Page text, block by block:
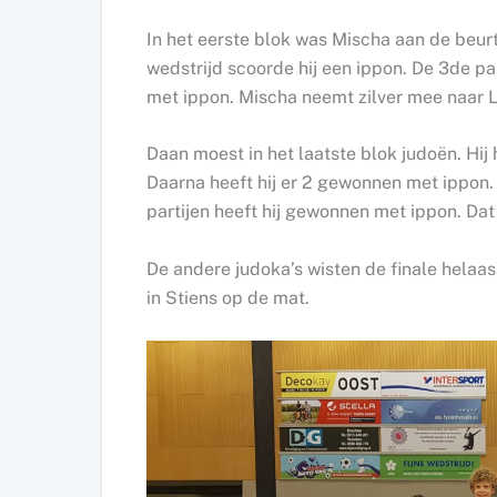
In het eerste blok was Mischa aan de
wedstrijd scoorde hij een ippon. De 3de
met ippon. Mischa neemt zilver mee naar
Daan moest in het laatste blok judoën.
Daarna heeft hij er 2 gewonnen met
partijen heeft hij gewonnen met ippon.
De andere judoka’s wisten de finale
in Stiens op de mat.